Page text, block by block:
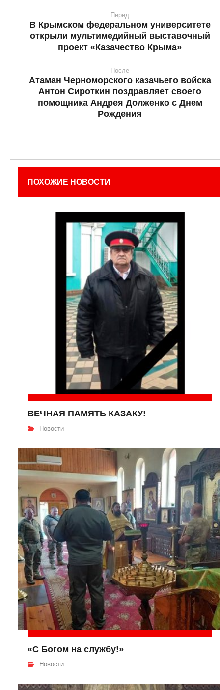
Перед
В Крымском федеральном университете
открыли мультимедийный выставочный
проект «Казачество Крыма»
После
Атаман Черноморского казачьего войска
Антон Сироткин поздравляет своего
помощника Андрея Долженко с Днем
Рождения
ПОХОЖИЕ НОВОСТИ
ВЕЧНАЯ ПАМЯТЬ КАЗАКУ!
Новости
«С Богом на службу!»
Новости